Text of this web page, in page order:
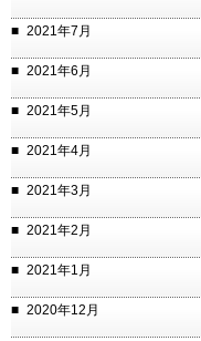
2021年7月
2021年6月
2021年5月
2021年4月
2021年3月
2021年2月
2021年1月
2020年12月